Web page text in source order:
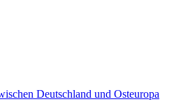
Deutschland und Osteuropa